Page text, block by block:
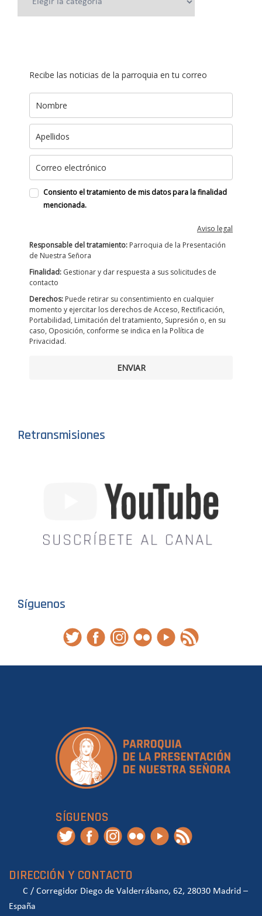
Recibe las noticias de la parroquia en tu correo
Consiento el tratamiento de mis datos para la finalidad
mencionada.
Aviso legal
Responsable del tratamiento: Parroquia de la Presentación
de Nuestra Señora
Finalidad: Gestionar y dar respuesta a sus solicitudes de
contacto
Derechos: Puede retirar su consentimiento en cualquier
momento y ejercitar los derechos de Acceso, Rectificación,
Portabilidad, Limitación del tratamiento, Supresión o, en su
caso, Oposición, conforme se indica en la Política de
Privacidad.
ENVIAR
Retransmisiones
Síguenos
SÍGUENOS
DIRECCIÓN Y CONTACTO
C / Corregidor Diego de Valderrábano, 62, 28030 Madrid –
España